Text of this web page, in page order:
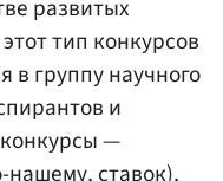
развитых
тип конкурсов
в группу научного
и
конкурсы —
нашему, ставок),